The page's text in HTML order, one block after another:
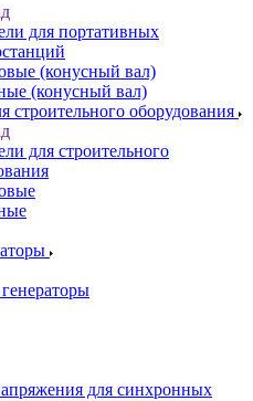
для портативных
(конусный вал)
(конусный вал)
строительного оборудования
для строительного
для синхронных